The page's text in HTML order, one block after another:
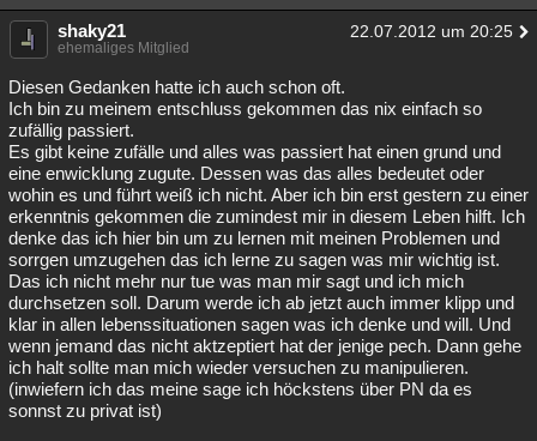
shaky21 22.07.2012 um 20:25
ehemaliges Mitglied
Diesen Gedanken hatte ich auch schon oft.
Ich bin zu meinem entschluss gekommen das nix einfach so
zufällig passiert.
Es gibt keine zufälle und alles was passiert hat einen grund und
eine enwicklung zugute. Dessen was das alles bedeutet oder
wohin es und führt weiß ich nicht. Aber ich bin erst gestern zu einer
erkenntnis gekommen die zumindest mir in diesem Leben hilft. Ich
denke das ich hier bin um zu lernen mit meinen Problemen und
sorrgen umzugehen das ich lerne zu sagen was mir wichtig ist.
Das ich nicht mehr nur tue was man mir sagt und ich mich
durchsetzen soll. Darum werde ich ab jetzt auch immer klipp und
klar in allen lebenssituationen sagen was ich denke und will. Und
wenn jemand das nicht aktzeptiert hat der jenige pech. Dann gehe
ich halt sollte man mich wieder versuchen zu manipulieren.
(inwiefern ich das meine sage ich höckstens über PN da es
sonnst zu privat ist)